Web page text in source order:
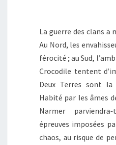
La guerre des clans a
Au Nord, les
férocité ; au Sud,
Crocodile tentent
Deux Terres sont
Habité par les âmes
Narmer
épreuves imposées
chaos, au risque de